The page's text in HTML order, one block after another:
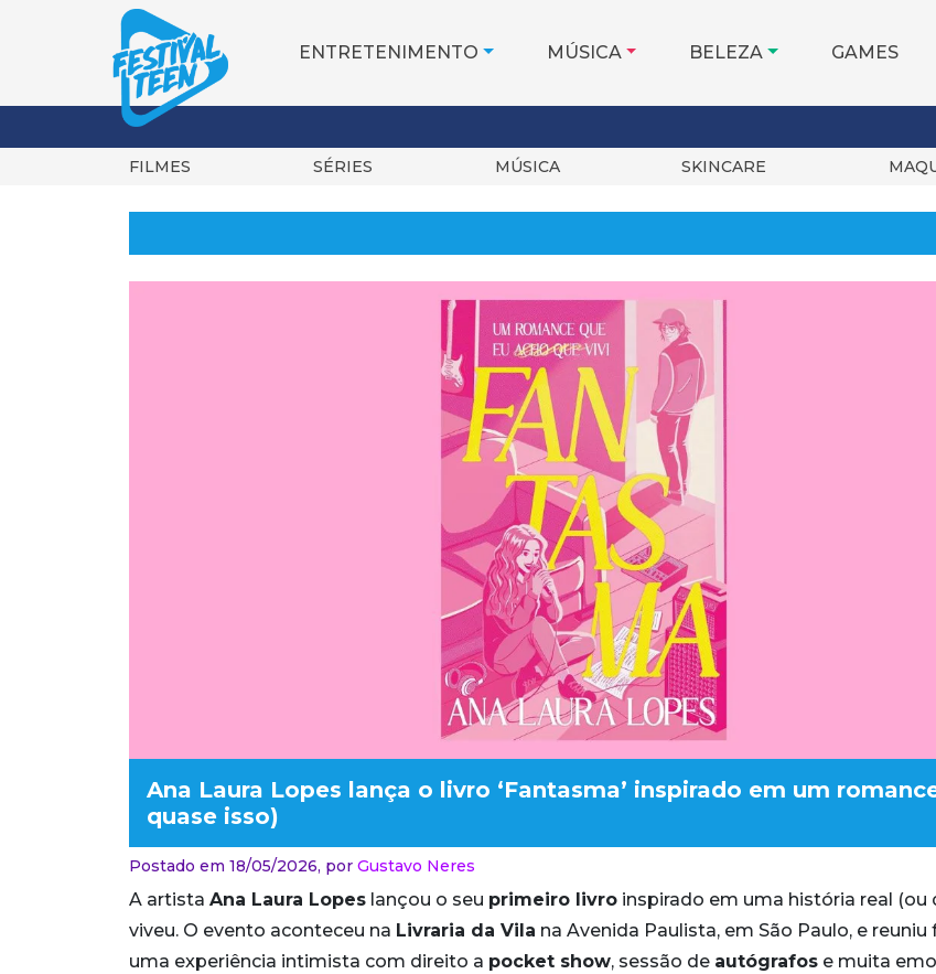
ENTRETENIMENTO MÚSICA BELEZA GAMES
FILMES SÉRIES MÚSICA SKINCARE
Ana Laura Lopes lança o livro ‘Fantasma’ inspirado em um
quase isso)
Postado em 18/05/2026, por Gustavo Neres
A artista Ana Laura Lopes lançou o seu primeiro livro inspirado em uma história real (ou
viveu. O evento aconteceu na Livraria da Vila na Avenida Paulista, em São Paulo, e reuniu
uma experiência intimista com direito a pocket show, sessão de autógrafos e muita